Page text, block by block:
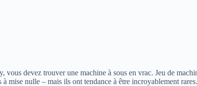
devez trouver une machine à sous en vrac. Jeu de
mise nulle – mais ils ont tendance à être incroyablement rares.